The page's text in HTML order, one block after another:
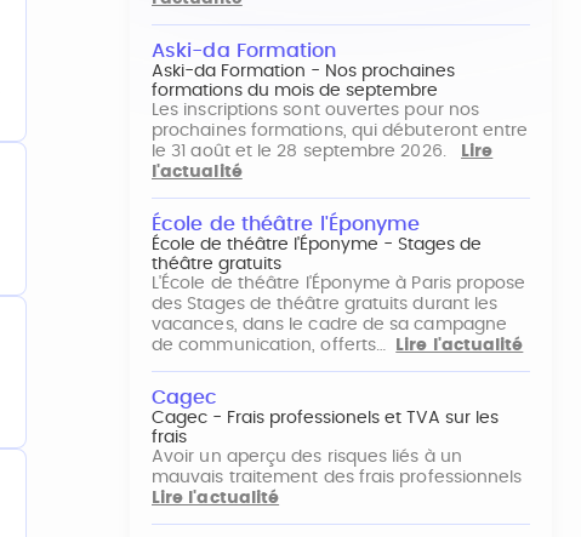
Aski-da Formation
Aski-da Formation - Nos prochaines
formations du mois de septembre
Les inscriptions sont ouvertes pour nos
prochaines formations, qui débuteront entre
le 31 août et le 28 septembre 2026.
Lire
l'actualité
École de théâtre l'Éponyme
École de théâtre l'Éponyme - Stages de
théâtre gratuits
L'École de théâtre l'Éponyme à Paris propose
des Stages de théâtre gratuits durant les
vacances, dans le cadre de sa campagne
de communication, offerts…
Lire l'actualité
Cagec
Cagec - Frais professionels et TVA sur les
frais
Avoir un aperçu des risques liés à un
mauvais traitement des frais professionnels
Lire l'actualité